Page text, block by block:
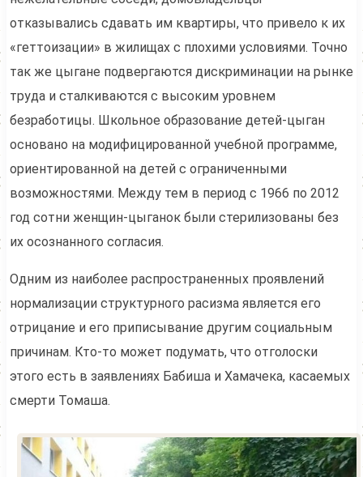
отказывались сдавать им квартиры, что привело к их
«геттоизации» в жилищах с плохими условиями. Точно
так же цыгане подвергаются дискриминации на рынке
труда и сталкиваются с высоким уровнем
безработицы. Школьное образование детей-цыган
основано на модифицированной учебной программе,
ориентированной на детей с ограниченными
возможностями. Между тем в период с 1966 по 2012
год сотни женщин-цыганок были стерилизованы без
их осознанного согласия.
Одним из наиболее распространенных проявлений
нормализации структурного расизма является его
отрицание и его приписывание другим социальным
причинам. Кто-то может подумать, что отголоски
этого есть в заявлениях Бабиша и Хамачека, касаемых
смерти Томаша.